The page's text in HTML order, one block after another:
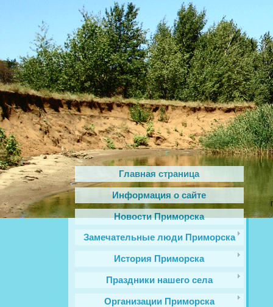
Главная страница
Информация о сайте
Новости Приморска
Замечательные люди Приморска
История Приморска
Праздники нашего села
Организации Приморска